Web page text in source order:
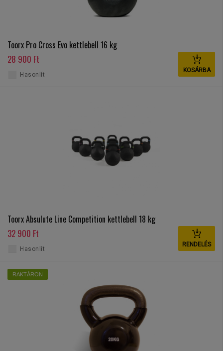
Toorx Pro Cross Evo kettlebell 16 kg
28 900 Ft
KOSÁRBA
Hasonlít
Toorx Absulute Line Competition kettlebell 18 kg
32 900 Ft
RENDELÉS
Hasonlít
RAKTÁRON